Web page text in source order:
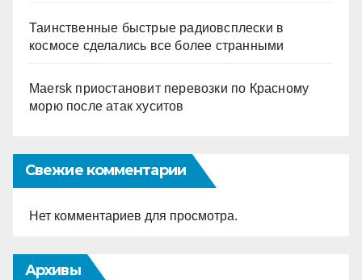
Таинственные быстрые радиовсплески в
космосе сделались все более странными
Maersk приостановит перевозки по Красному
морю после атак хуситов
Свежие комментарии
Нет комментариев для просмотра.
Архивы